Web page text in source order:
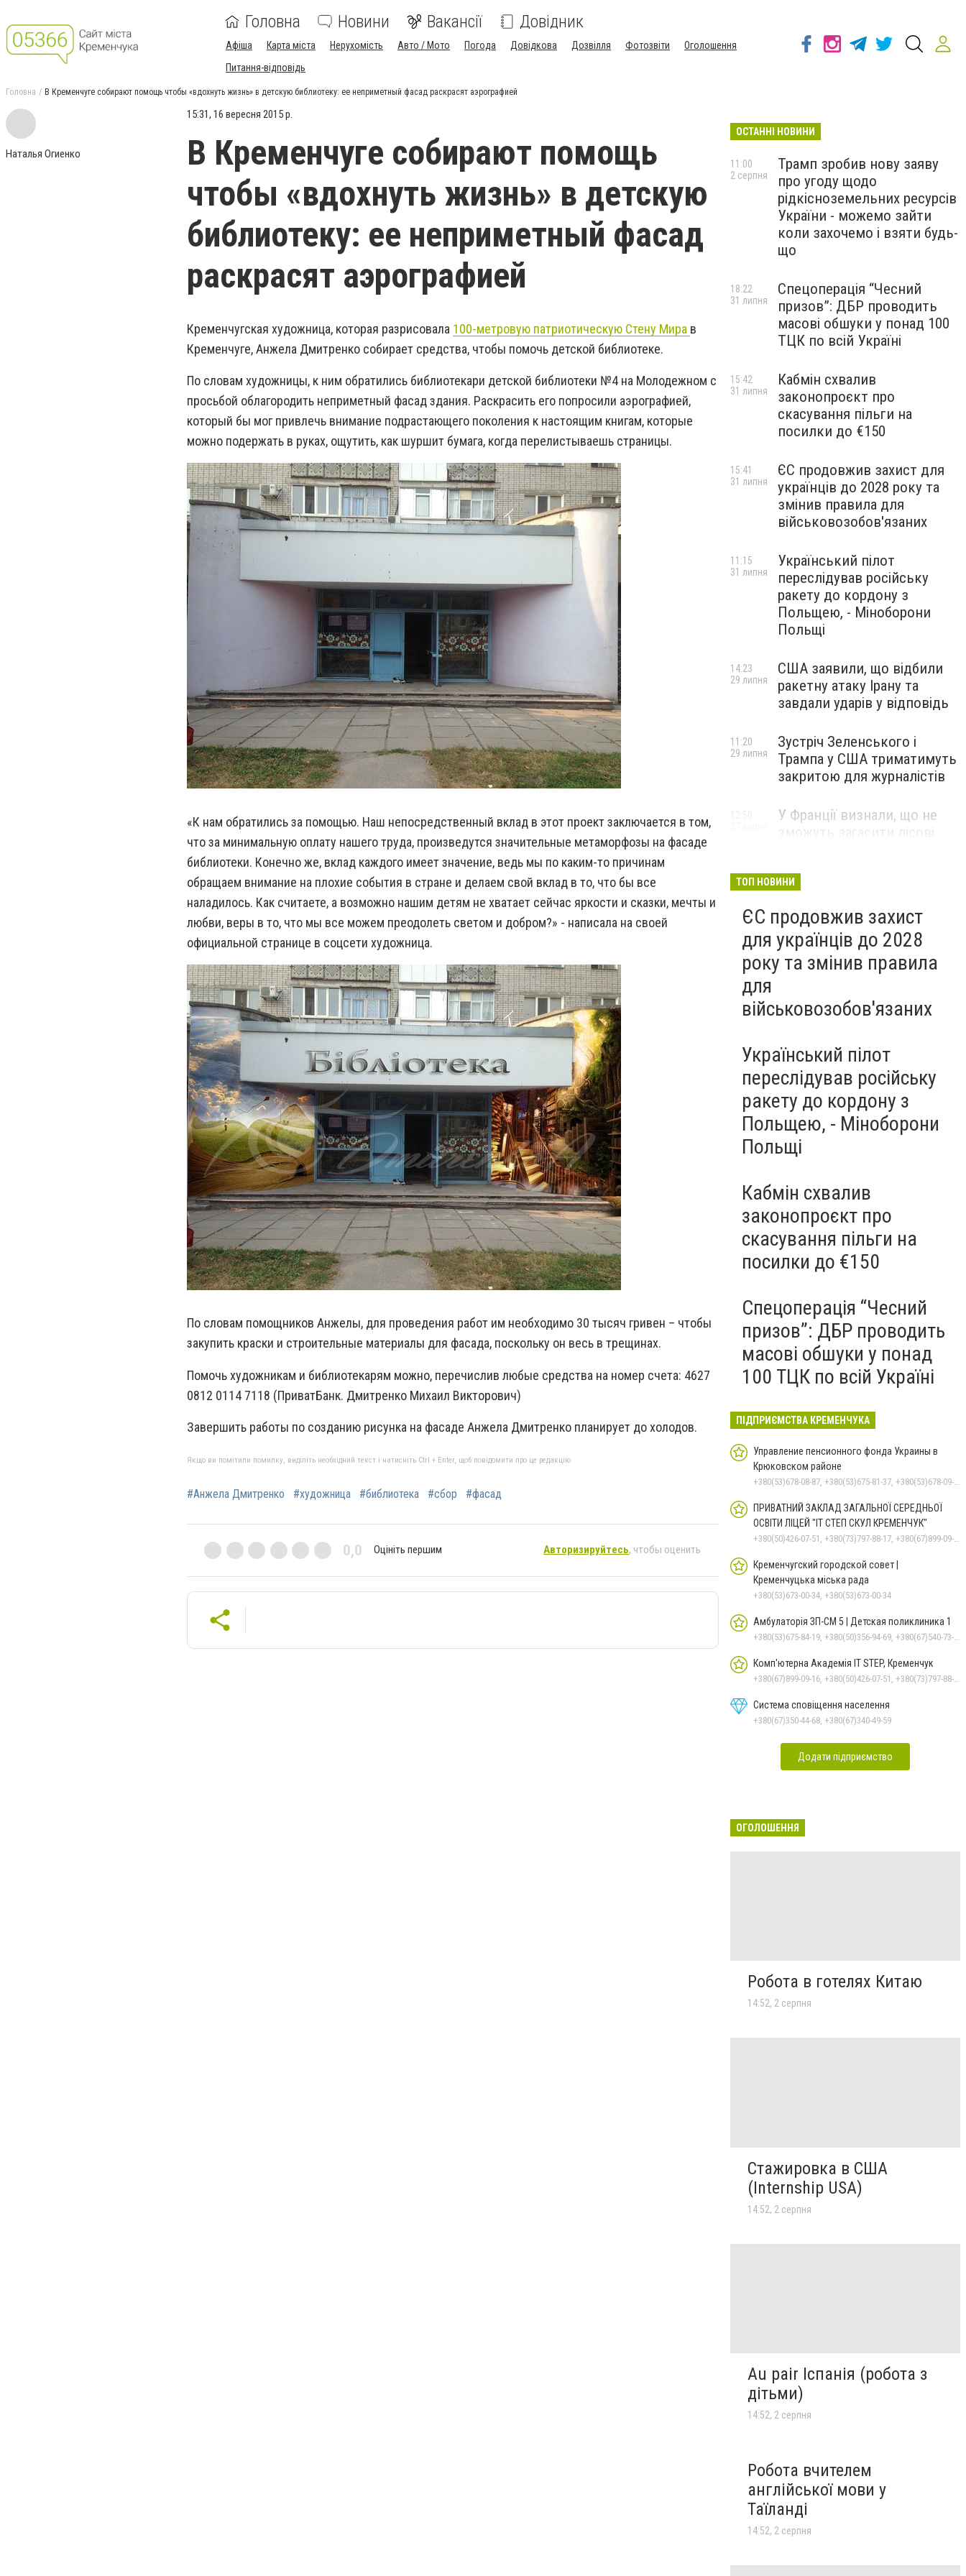
Головна Новини Вакансії Довідник
Афіша Карта міста Нерухомість Авто / Мото Погода Довідкова Дозвілля Фотозвіти
Оголошення
Питання-відповідь
Головна В Кременчуге собирают помощь чтобы «вдохнуть жизнь» в детскую библиотеку: ее неприметный фасад раскрасят аэрографией
Наталья Огиенко
15:31, 16 вересня 2015 р.
В Кременчуге собирают помощь
чтобы «вдохнуть жизнь» в детскую
библиотеку: ее неприметный фасад
раскрасят аэрографией
Кременчугская художница, которая разрисовала 100-метровую патриотическую Стену Мира в
Кременчуге, Анжела Дмитренко собирает средства, чтобы помочь детской библиотеке.
По словам художницы, к ним обратились библиотекари детской библиотеки №4 на Молодежном с
просьбой облагородить неприметный фасад здания. Раскрасить его попросили аэрографией,
который бы мог привлечь внимание подрастающего поколения к настоящим книгам, которые
можно подержать в руках, ощутить, как шуршит бумага, когда перелистываешь страницы.
«К нам обратились за помощью. Наш непосредственный вклад в этот проект заключается в том,
что за минимальную оплату нашего труда, произведутся значительные метаморфозы на фасаде
библиотеки. Конечно же, вклад каждого имеет значение, ведь мы по каким-то причинам
обращаем внимание на плохие события в стране и делаем свой вклад в то, что бы все
наладилось. Как считаете, а возможно нашим детям не хватает сейчас яркости и сказки, мечты и
любви, веры в то, что мы все можем преодолеть светом и добром?» - написала на своей
официальной странице в соцсети художница.
По словам помощников Анжелы, для проведения работ им необходимо 30 тысяч гривен – чтобы
закупить краски и строительные материалы для фасада, поскольку он весь в трещинах.
Помочь художникам и библиотекарям можно, перечислив любые средства на номер счета: 4627
0812 0114 7118 (ПриватБанк. Дмитренко Михаил Викторович)
Завершить работы по созданию рисунка на фасаде Анжела Дмитренко планирует до холодов.
Якщо ви помітили помилку, виділіть необхідний текст і натисніть Ctrl + Enter, щоб повідомити про це редакцію
#Анжела Дмитренко #художница #библиотека #сбор #фасад
0,0 Оцініть першим Авторизируйтесь, чтобы оценить
ОСТАННІ НОВИНИ
Трамп зробив нову заяву
про угоду щодо
рідкісноземельних ресурсів
України - можемо зайти
коли захочемо і взяти будь-
що
11:00
2 серпня
Спецоперація “Чесний
призов”: ДБР проводить
масові обшуки у понад 100
ТЦК по всій Україні
18:22
31 липня
Кабмін схвалив
законопроєкт про
скасування пільги на
посилки до €150
15:42
31 липня
ЄС продовжив захист для
українців до 2028 року та
змінив правила для
військовозобов'язаних
15:41
31 липня
Український пілот
переслідував російську
ракету до кордону з
Польщею, - Міноборони
Польщі
11:15
31 липня
США заявили, що відбили
ракетну атаку Ірану та
завдали ударів у відповідь
14:23
29 липня
Зустріч Зеленського і
Трампа у США триматимуть
закритою для журналістів
11:20
29 липня
У Франції визнали, що не
ТОП НОВИНИ
ЄС продовжив захист
для українців до 2028
року та змінив правила
для
військовозобов'язаних
Український пілот
переслідував російську
ракету до кордону з
Польщею, - Міноборони
Польщі
Кабмін схвалив
законопроєкт про
скасування пільги на
посилки до €150
Спецоперація “Чесний
призов”: ДБР проводить
масові обшуки у понад
100 ТЦК по всій Україні
ПІДПРИЄМСТВА КРЕМЕНЧУКА
Управление пенсионного фонда Украины в
Крюковском районе
+380(53)678-08-87, +380(53)675-81-37, +380(53)678-09-01, +380(53)675-81-32, +380(53)675-81-40, +380(53)675-81-33, +380(53)675-81-38, +380(53)675-81-31
ПРИВАТНИЙ ЗАКЛАД ЗАГАЛЬНОЇ СЕРЕДНЬОЇ
ОСВІТИ ЛІЦЕЙ "ІТ СТЕП СКУЛ КРЕМЕНЧУК"
+380(50)426-07-51, +380(73)797-88-17, +380(67)899-09-16
Кременчугский городской совет |
Кременчуцька міська рада
+380(53)673-00-34, +380(53)673-00-34
Амбулаторія ЗП-СМ 5 | Детская поликлиника 1
+380(53)675-84-19, +380(50)356-94-69, +380(67)540-73-87
Комп'ютерна Академія IT STEP, Кременчук
+380(67)899-09-16, +380(50)426-07-51, +380(73)797-88-17
Система сповіщення населення
+380(67)350-44-68, +380(67)340-49-59
Додати підприємство
ОГОЛОШЕННЯ
Робота в готелях Китаю
14:52, 2 серпня
Стажировка в США
(Internship USA)
14:52, 2 серпня
Au pair Іспанія (робота з
дітьми)
14:52, 2 серпня
Робота вчителем
англійської мови у
Таїланді
14:52, 2 серпня